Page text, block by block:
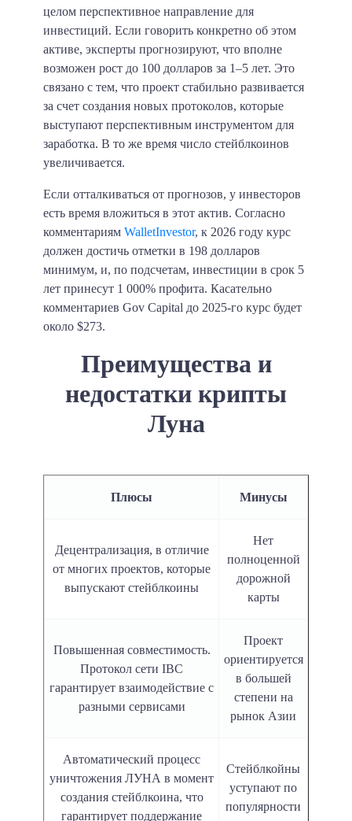
целом перспективное направление для
инвестиций. Если говорить конкретно об этом
активе, эксперты прогнозируют, что вполне
возможен рост до 100 долларов за 1–5 лет. Это
связано с тем, что проект стабильно развивается
за счет создания новых протоколов, которые
выступают перспективным инструментом для
заработка. В то же время число стейблкоинов
увеличивается.
Если отталкиваться от прогнозов, у инвесторов
есть время вложиться в этот актив. Согласно
комментариям WalletInvestor, к 2026 году курс
должен достичь отметки в 198 долларов
минимум, и, по подсчетам, инвестиции в срок 5
лет принесут 1 000% профита. Касательно
комментариев Gov Capital до 2025-го курс будет
около $273.
Преимущества и
недостатки крипты
Луна
Плюсы Минусы
Децентрализация, в отличие
от многих проектов, которые
выпускают стейблкоины
Нет
полноценной
дорожной
карты
Повышенная совместимость.
Протокол сети IBC
гарантирует взаимодействие с
разными сервисами
Проект
ориентируется
в большей
степени на
рынок Азии
Автоматический процесс
уничтожения ЛУНА в момент
создания стейблкоина, что
гарантирует поддержание
Стейблкойны
уступают по
популярности